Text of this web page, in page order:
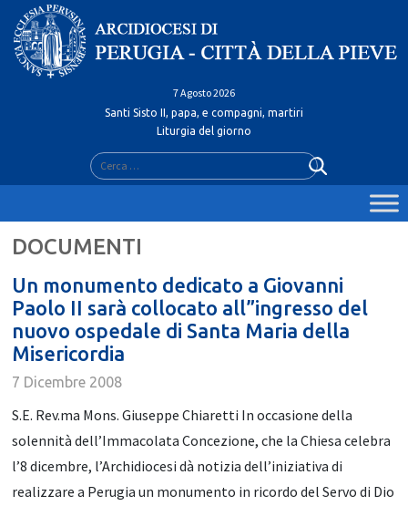
Skip
content
7 Agosto 2026
Santi Sisto II, papa, e compagni, martiri
Liturgia del giorno
Ricerca
per:
Un monumento dedicato a Giovanni
Paolo II sarà collocato all”ingresso del
nuovo ospedale di Santa Maria della
Misericordia
7 Dicembre 2008
S.E. Rev.ma Mons. Giuseppe Chiaretti In occasione della
solennità dell’Immacolata Concezione, che la Chiesa celebra
l’8 dicembre, l’Archidiocesi dà notizia dell’iniziativa di
realizzare a Perugia un monumento in ricordo del Servo di Dio